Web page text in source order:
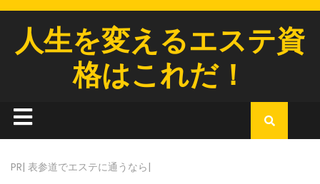
人生を変えるエステ資
格はこれだ！
PR| 表参道でエステに通うなら|